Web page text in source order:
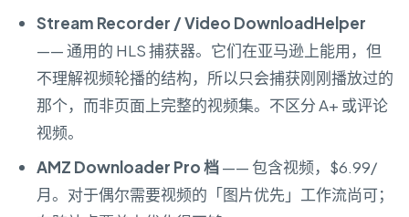
Stream Recorder / Video DownloadHelper
—— 通用的 HLS 捕获器。它们在亚马逊上能用，但
不理解视频轮播的结构，所以只会捕获刚刚播放过的
那个，而非页面上完整的视频集。不区分 A+ 或评论
视频。
AMZ Downloader Pro 档—— 包含视频，$6.99/
月。对于偶尔需要视频的「图片优先」工作流尚可；